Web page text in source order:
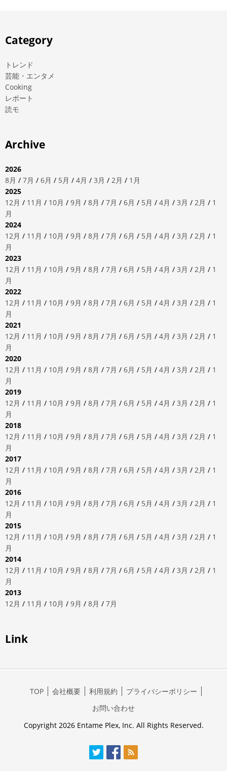
Category
トレンド
芸能・エンタメ
Cooking
レポート
読モ
Archive
2026
8月 / 7月 / 6月 / 5月 / 4月 / 3月 / 2月 / 1月
2025
12月 / 11月 / 10月 / 9月 / 8月 / 7月 / 6月 / 5月 / 4月 / 3月 / 2月 / 1
月
2024
12月 / 11月 / 10月 / 9月 / 8月 / 7月 / 6月 / 5月 / 4月 / 3月 / 2月 / 1
月
2023
12月 / 11月 / 10月 / 9月 / 8月 / 7月 / 6月 / 5月 / 4月 / 3月 / 2月 / 1
月
2022
12月 / 11月 / 10月 / 9月 / 8月 / 7月 / 6月 / 5月 / 4月 / 3月 / 2月 / 1
月
2021
12月 / 11月 / 10月 / 9月 / 8月 / 7月 / 6月 / 5月 / 4月 / 3月 / 2月 / 1
月
2020
12月 / 11月 / 10月 / 9月 / 8月 / 7月 / 6月 / 5月 / 4月 / 3月 / 2月 / 1
月
2019
12月 / 11月 / 10月 / 9月 / 8月 / 7月 / 6月 / 5月 / 4月 / 3月 / 2月 / 1
月
2018
12月 / 11月 / 10月 / 9月 / 8月 / 7月 / 6月 / 5月 / 4月 / 3月 / 2月 / 1
月
2017
12月 / 11月 / 10月 / 9月 / 8月 / 7月 / 6月 / 5月 / 4月 / 3月 / 2月 / 1
月
2016
12月 / 11月 / 10月 / 9月 / 8月 / 7月 / 6月 / 5月 / 4月 / 3月 / 2月 / 1
月
2015
12月 / 11月 / 10月 / 9月 / 8月 / 7月 / 6月 / 5月 / 4月 / 3月 / 2月 / 1
月
2014
12月 / 11月 / 10月 / 9月 / 8月 / 7月 / 6月 / 5月 / 4月 / 3月 / 2月 / 1
月
2013
12月 / 11月 / 10月 / 9月 / 8月 / 7月
Link
TOP 会社概要 利用規約
プライバシーポリシー
お問い合わせ
Copyright 2026 Entame Plex, Inc. All Rights Reserved.